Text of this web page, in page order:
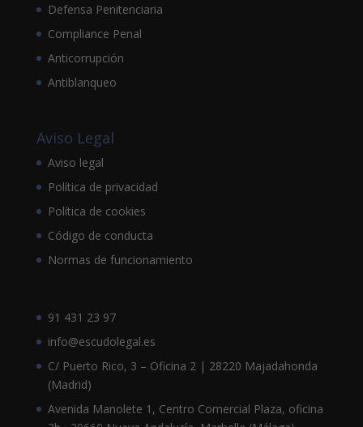
Defensa Penitenciaria
Compliance Penal
Anticorrupción
Antiblanqueo
Aviso Legal
Aviso legal
Política de privacidad
Política de cookies
Código de conducta
Normas de funcionamiento
91 431 23 97
info@escudolegal.es
C/ Puerto Rico, 3 – Oficina 2 | 28220 Majadahonda
(Madrid)
Avenida Manolete 1, Centro Comercial Plaza, oficina